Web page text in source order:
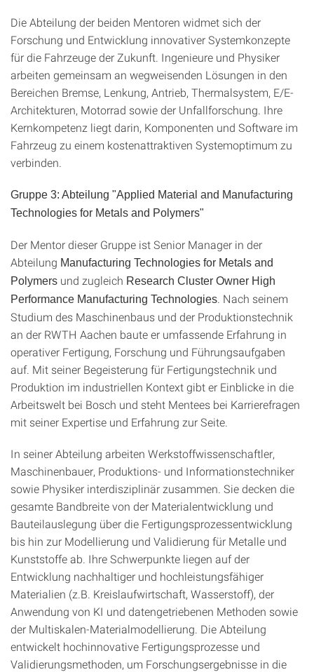
Die Abteilung der beiden Mentoren widmet sich der
Forschung und Entwicklung innovativer Systemkonzepte
für die Fahrzeuge der Zukunft. Ingenieure und Physiker
arbeiten gemeinsam an wegweisenden Lösungen in den
Bereichen Bremse, Lenkung, Antrieb, Thermalsystem, E/E-
Architekturen, Motorrad sowie der Unfallforschung. Ihre
Kernkompetenz liegt darin, Komponenten und Software im
Fahrzeug zu einem kostenattraktiven Systemoptimum zu
verbinden.
Gruppe 3: Abteilung "Applied Material and Manufacturing
Technologies for Metals and Polymers"
Der Mentor dieser Gruppe ist Senior Manager in der
Abteilung Manufacturing Technologies for Metals and
Polymers und zugleich Research Cluster Owner High
Performance Manufacturing Technologies . Nach seinem
Studium des Maschinenbaus und der Produktionstechnik
an der RWTH Aachen baute er umfassende Erfahrung in
operativer Fertigung, Forschung und Führungsaufgaben
auf. Mit seiner Begeisterung für Fertigungstechnik und
Produktion im industriellen Kontext gibt er Einblicke in die
Arbeitswelt bei Bosch und steht Mentees bei Karrierefragen
mit seiner Expertise und Erfahrung zur Seite.
In seiner Abteilung arbeiten Werkstoffwissenschaftler,
Maschinenbauer, Produktions- und Informationstechniker
sowie Physiker interdisziplinär zusammen. Sie decken die
gesamte Bandbreite von der Materialentwicklung und
Bauteilauslegung über die Fertigungsprozessentwicklung
bis hin zur Modellierung und Validierung für Metalle und
Kunststoffe ab. Ihre Schwerpunkte liegen auf der
Entwicklung nachhaltiger und hochleistungsfähiger
Materialien (z.B. Kreislaufwirtschaft, Wasserstoff), der
Anwendung von KI und datengetriebenen Methoden sowie
der Multiskalen-Materialmodellierung. Die Abteilung
entwickelt hochinnovative Fertigungsprozesse und
Validierungsmethoden, um Forschungsergebnisse in die